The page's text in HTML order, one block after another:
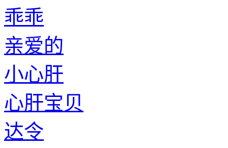
乖乖
亲爱的
小心肝
心肝宝贝
达令